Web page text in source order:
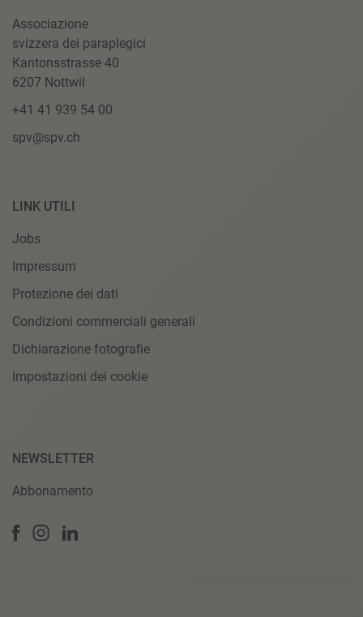
Associazione
svizzera dei paraplegici
Kantonsstrasse 40
6207 Nottwil
+41 41 939 54 00
spv@spv.ch
LINK UTILI
Jobs
Impressum
Protezione dei dati
Condizioni commerciali generali
Dichiarazione fotografie
Impostazioni dei cookie
NEWSLETTER
Abbonamento